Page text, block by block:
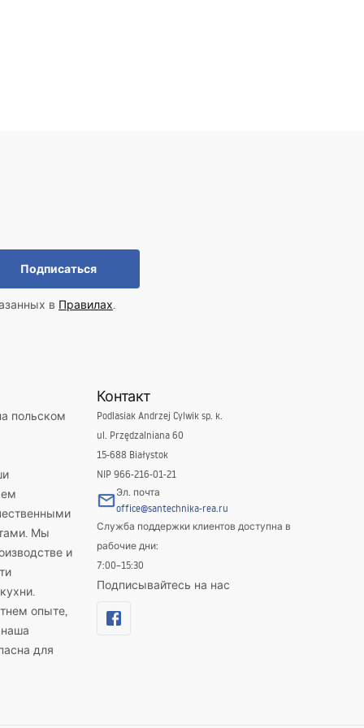
Подписаться
в Правилах.
польском
Мы
и
опыте,
для
Контакт
Podlasiak Andrzej Cylwik sp. k.
ul. Przędzalniana 60
15-688 Białystok
NIP 966-216-01-21
Эл. почта
office@santechnika-rea.ru
Служба поддержки клиентов доступна в
рабочие дни:
7:00–15:30
Подписывайтесь на нас